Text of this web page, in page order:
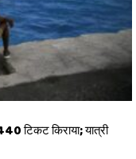
टिकट किराया; यात्री